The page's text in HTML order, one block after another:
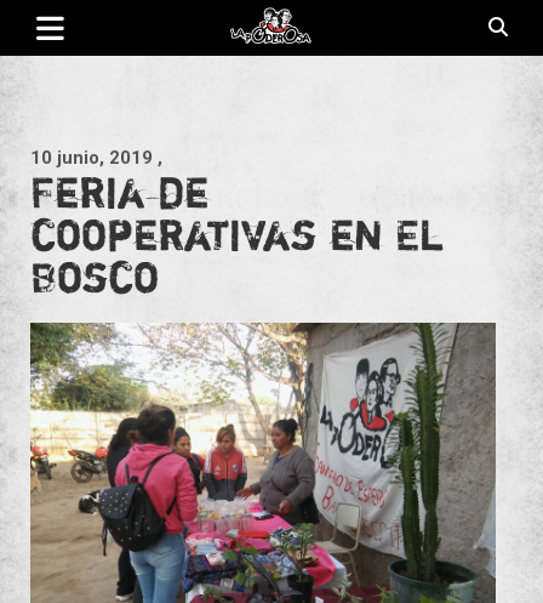
Saltar
contenido
10 junio, 2019 ,
Feria de
cooperativas en El
Bosco